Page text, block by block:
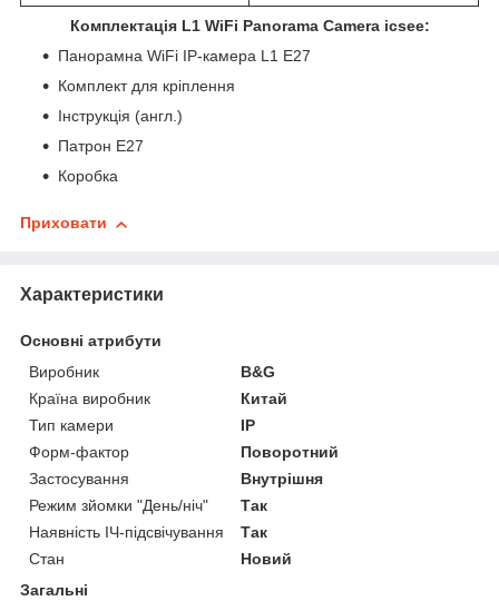
Комплектація L1 WiFi Panorama Camera icsee:
Панорамна WiFi IP-камера L1 E27
Комплект для кріплення
Інструкція (англ.)
Патрон E27
Коробка
Приховати
Характеристики
Основні атрибути
Виробник
B&G
Країна виробник
Китай
Тип камери
IP
Форм-фактор
Поворотний
Застосування
Внутрішня
Режим зйомки "День/ніч"
Так
Наявність ІЧ-підсвічування
Так
Стан
Новий
Загальні